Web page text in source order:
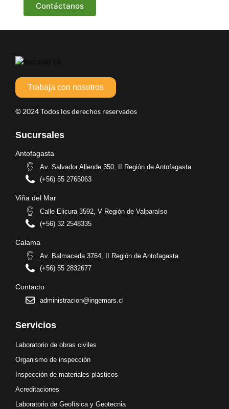
Contáctanos
Trabaja con nosotros
© 2024 Todos los derechos reservados
Sucursales
Antofagasta
Av. Salvador Allende 350, II Región de Antofagasta
(+56) 55 2765063
Viña del Mar
Calle Elicura 3592, V Región de Valparaíso
(+56) 32 2548335
Calama
Av. Balmaceda 3764, II Región de Antofagasta
(+56) 55 2832677
Contacto
administracion@ingemars.cl
Servicios
Laboratorio de obras civiles
Organismo de inspección
Inspección de materiales plásticos
Acreditaciones
Laboratorio de Geofísica y Geotecnia